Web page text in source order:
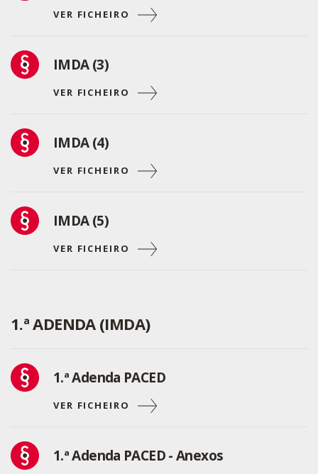
VER FICHEIRO
IMDA (3)
VER FICHEIRO
IMDA (4)
VER FICHEIRO
IMDA (5)
VER FICHEIRO
1.ª ADENDA (IMDA)
1.ª Adenda PACED
VER FICHEIRO
1.ª Adenda PACED - Anexos